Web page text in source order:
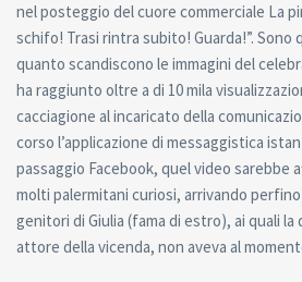
nel posteggio del cuore commerciale La
schifo! Trasi rintra subito! Guarda!”. Sono
quanto scandiscono le immagini del
ha raggiunto oltre a di 10 mila
cacciagione al incaricato della
corso l’applicazione di messaggistica
passaggio Facebook, quel video sarebbe
molti palermitani curiosi, arrivando
genitori di Giulia (fama di estro), ai quali
attore della vicenda, non aveva al